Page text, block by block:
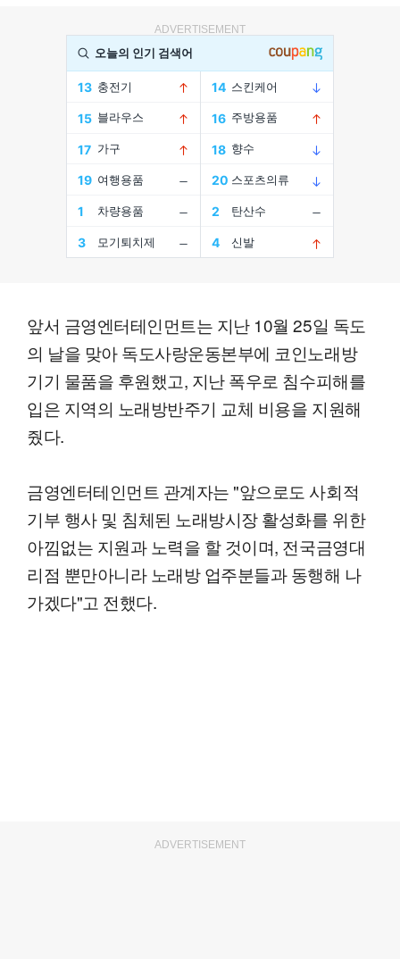
ADVERTISEMENT
앞서 금영엔터테인먼트는 지난 10월 25일 독도
의 날을 맞아 독도사랑운동본부에 코인노래방
기기 물품을 후원했고, 지난 폭우로 침수피해를
입은 지역의 노래방반주기 교체 비용을 지원해
줬다.
금영엔터테인먼트 관계자는 "앞으로도 사회적
기부 행사 및 침체된 노래방시장 활성화를 위한
아낌없는 지원과 노력을 할 것이며, 전국금영대
리점 뿐만아니라 노래방 업주분들과 동행해 나
가겠다"고 전했다.
ADVERTISEMENT